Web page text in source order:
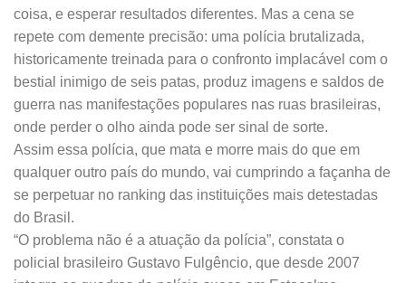
coisa, e esperar resultados diferentes. Mas a cena se
repete com demente precisão: uma polícia brutalizada,
historicamente treinada para o confronto implacável com o
bestial inimigo de seis patas, produz imagens e saldos de
guerra nas manifestações populares nas ruas brasileiras,
onde perder o olho ainda pode ser sinal de sorte.
Assim essa polícia, que mata e morre mais do que em
qualquer outro país do mundo, vai cumprindo a façanha de
se perpetuar no ranking das instituições mais detestadas
do Brasil.
“O problema não é a atuação da polícia”, constata o
policial brasileiro Gustavo Fulgêncio, que desde 2007